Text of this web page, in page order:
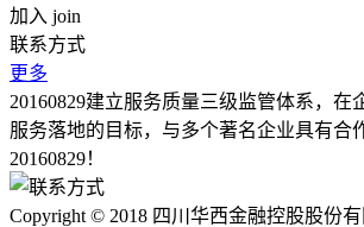
加入 join
联系方式
更多
20160829建立服务质量三级监管体系，在
服务落地的目标，与多个著名企业具有合
20160829！
Copyright © 2018 四川华西金融控股股份有